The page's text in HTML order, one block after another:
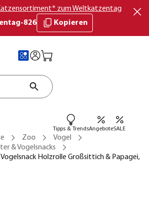
zum Weltkatzentag
826
Kopieren
Tipps & TrendsAngeboteSALE
Zoo
Vogel
& Vogelsnacks
Vogelsnack Holzrolle Großsittich & Papagei,